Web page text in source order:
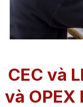
CEC và
và OPEX